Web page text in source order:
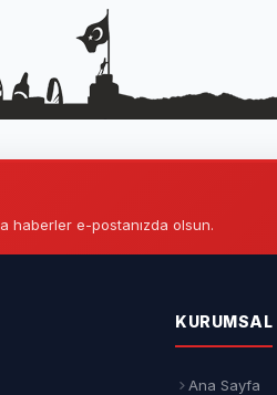
haberler e-postanızda olsun.
KURUMSAL
Ana Sayfa